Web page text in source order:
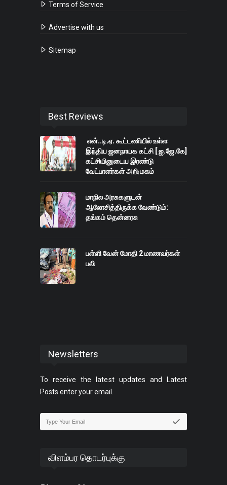
Terms of Service
Advertise with us
Sitemap
Best Reviews
என்..டி.ஏ. கூட்டணியில் உள்ள
இந்திய ஜனநாயக கட்சி [ ஐ.ஜே.கே]
கட்சியினுடைய இரண்டு
வேட்பாளர்கள் அறிமுகம்
மாநில அரசுகளுடன்
ஆலோசித்திருக்க வேண்டும்:
தங்கம் தென்னரசு
பள்ளி வேன் மோதி 2 மாணவர்கள்
பலி
Newsletters
To receive the latest updates and Latest
Posts enter your email.
விளம்பர தொடர்புக்கு